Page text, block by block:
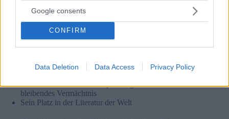
Google consents
CONFIRM
Data Deletion Data Access Privacy Policy
Themen von den Diskussionsteilnehmern angesprochen:
Das letzte Werk des Nobelpreisträgers und sein
bleibendes Vermächtnis
Sein Platz in der Literatur der Welt